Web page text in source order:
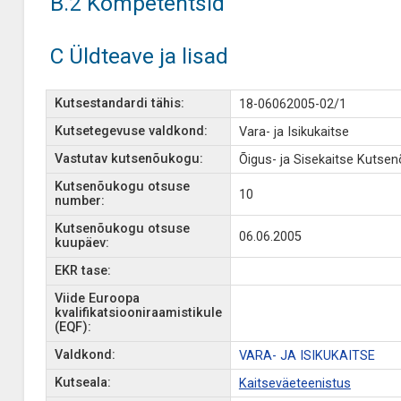
C Üldteave ja lisad
Kutsestandardi tähis:
18-06062005-02/1
Kutsetegevuse valdkond:
Vara- ja Isikukaitse
Vastutav kutsenõukogu:
Õigus- ja Sisekaitse
Kutsenõukogu otsuse
number:
10
Kutsenõukogu otsuse
kuupäev:
06.06.2005
EKR tase:
Viide Euroopa
kvalifikatsiooniraamistikule
(EQF):
Valdkond:
VARA- JA ISIKUKAITSE
Kutseala:
Kaitseväeteenistus